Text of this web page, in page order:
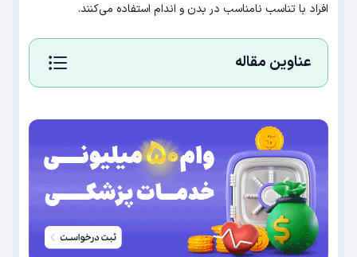
افراد با تناسب نامناسب در بدن و اندام استفاده می‌کنند.
عناوین مقاله